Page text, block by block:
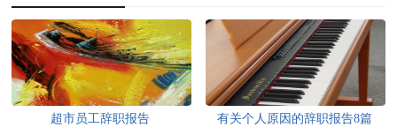
超市员工辞职报告 有关个人原因的辞职报告8篇